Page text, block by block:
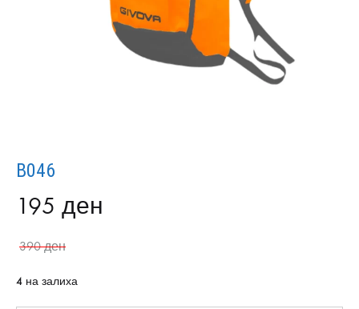
B046
195 ден
390ден
4 на залиха